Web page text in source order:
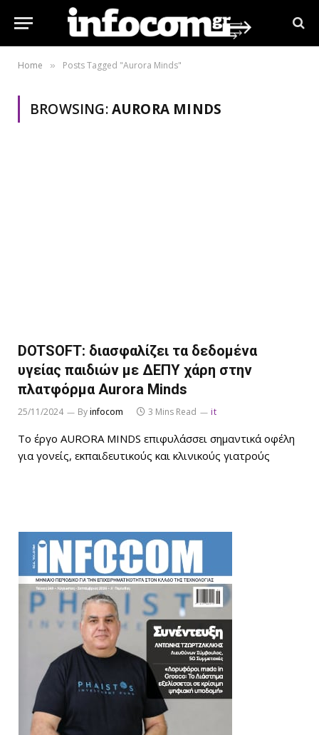
Home » Posts Tagged "Aurora Minds"
BROWSING:AURORA MINDS
DOTSOFT: διασφαλίζει τα δεδομένα
υγείας παιδιών με ΔΕΠΥ χάρη στην
πλατφόρμα Aurora Minds
25/11/2024 Byinfocom 3 Mins Read it
Το έργο AURORA MINDS επιφυλάσσει σημαντικά οφέλη
για γονείς, εκπαιδευτικούς και κλινικούς γιατρούς